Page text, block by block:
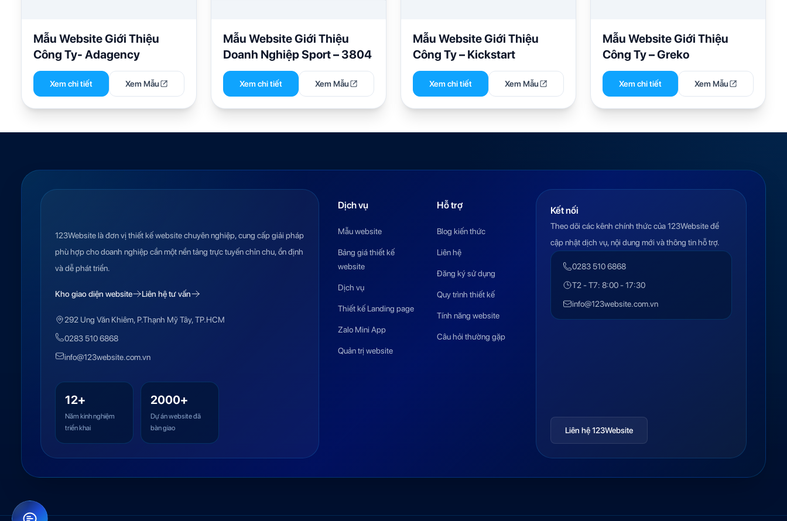
Mẫu Website Giới Thiệu
Công Ty- Adagency
Xem chi tiết Xem Mẫu
Mẫu Website Giới Thiệu
Doanh Nghiệp Sport – 3804
Xem chi tiết Xem Mẫu
Mẫu Website Giới Thiệu
Công Ty – Kickstart
Xem chi tiết Xem Mẫu
Mẫu Website Giới Thiệu
Công Ty – Greko
Xem chi tiết Xem Mẫu
123Website là đơn vị thiết kế website chuyên nghiệp, cung cấp giải pháp
phù hợp cho doanh nghiệp cần một nền tảng trực tuyến chỉn chu, ổn định
và dễ phát triển.
Kho giao diện website Liên hệ tư vấn
292 Ung Văn Khiêm, P.Thạnh Mỹ Tây, TP.HCM
0283 510 6868
info@123website.com.vn
12+
Năm kinh nghiệm
triển khai
2000+
Dự án website đã
bàn giao
Dịch vụ
Mẫu website
Bảng giá thiết kế
website
Dịch vụ
Thiết kế Landing page
Zalo Mini App
Quản trị website
Hỗ trợ
Blog kiến thức
Liên hệ
Đăng ký sử dụng
Quy trình thiết kế
Tính năng website
Câu hỏi thường gặp
Kết nối
Theo dõi các kênh chính thức của 123Website để
cập nhật dịch vụ, nội dung mới và thông tin hỗ trợ.
0283 510 6868
T2 - T7: 8:00 - 17:30
info@123website.com.vn
Liên hệ 123Website